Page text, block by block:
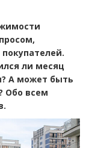
ли месяц
А может быть
Обо всем